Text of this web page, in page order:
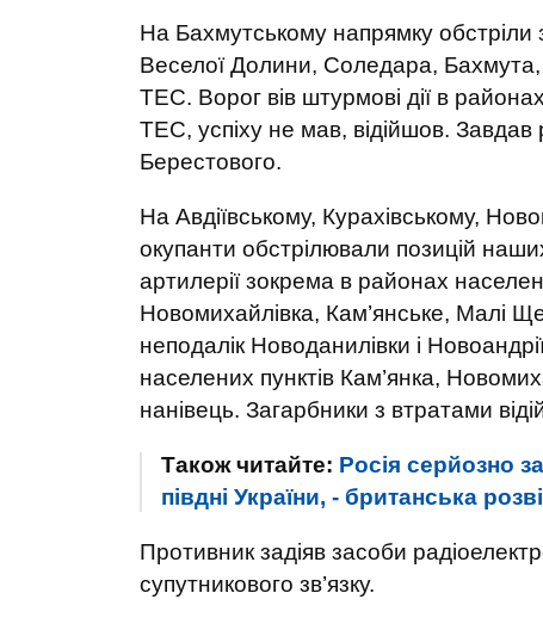
На Бахмутському напрямку обстріли
Веселої Долини, Соледара, Бахмута,
ТЕС. Ворог вів штурмові дії в
ТЕС, успіху не мав, відійшов. Завдав
Берестового.
На Авдіївському, Курахівському,
окупанти обстрілювали позицій
артилерії зокрема в районах
Новомихайлівка, Кам’янське, Малі
неподалік Новоданилівки і
населених пунктів Кам’янка,
нанівець. Загарбники з втратами
Також читайте: Росія серйозно
півдні України, - британська
Противник задіяв засоби
супутникового зв’язку.